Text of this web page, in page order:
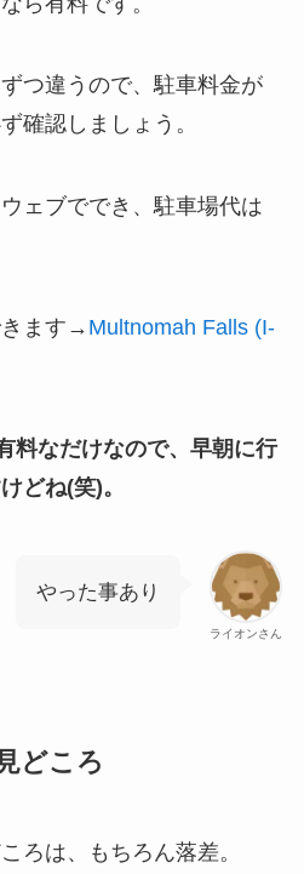
つ違うので、駐車料金が
確認しましょう。
ェブででき、駐車場代は
きます→ Multnomah Falls (I-
料なだけなので、早朝に行
どね(笑)。
ライオンさん
やった事あり
どころ
ろは、もちろん落差。